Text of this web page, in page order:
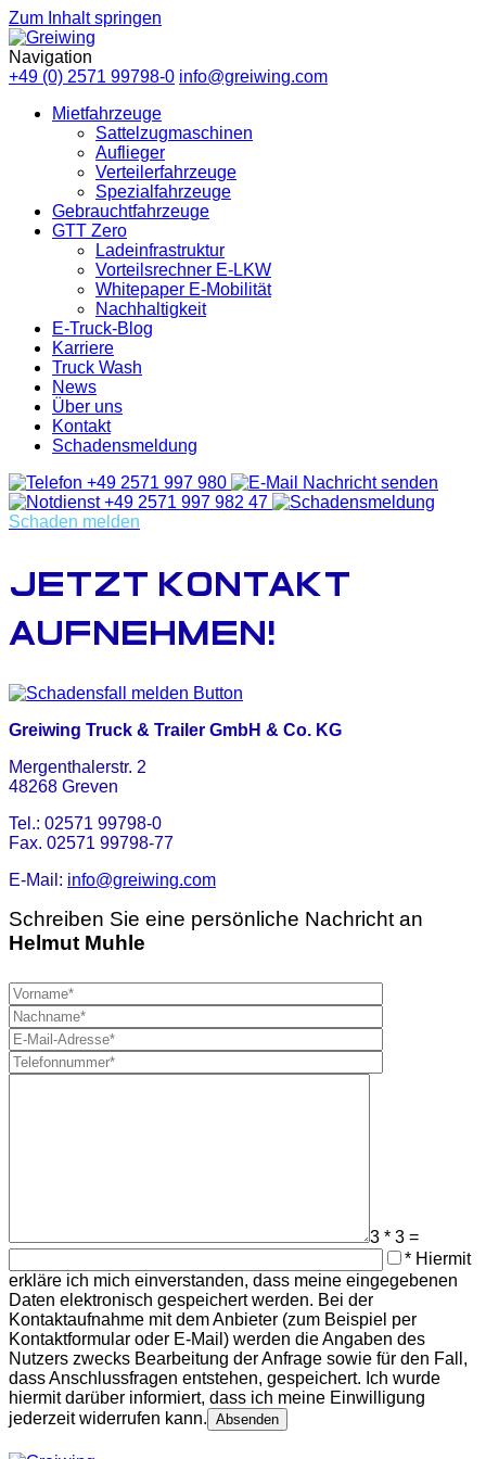
Zum Inhalt springen
Navigation
+49 (0) 2571 99798-0 info@greiwing.com
Mietfahrzeuge
Sattelzugmaschinen
Auflieger
Verteilerfahrzeuge
Spezialfahrzeuge
Gebrauchtfahrzeuge
GTT Zero
Ladeinfrastruktur
Vorteilsrechner E-LKW
Whitepaper E-Mobilität
Nachhaltigkeit
E-Truck-Blog
Karriere
Truck Wash
News
Über uns
Kontakt
Schadensmeldung
+49 2571 997 980
Nachricht senden
+49 2571 997 982 47
Schaden melden
jetzt kontakt
aufnehmen!
Greiwing Truck & Trailer GmbH & Co. KG
Mergenthalerstr. 2
48268 Greven
Tel.: 02571 99798-0
Fax. 02571 99798-77
E-Mail: info@greiwing.com
Schreiben Sie eine persönliche Nachricht an
Helmut Muhle
3 * 3 =
Bitte lasse
* Hiermit
erkläre ich mich einverstanden, dass meine eingegebenen
Daten elektronisch gespeichert werden. Bei der
Kontaktaufnahme mit dem Anbieter (zum Beispiel per
Kontaktformular oder E-Mail) werden die Angaben des
Nutzers zwecks Bearbeitung der Anfrage sowie für den Fall,
dass Anschlussfragen entstehen, gespeichert. Ich wurde
hiermit darüber informiert, dass ich meine Einwilligung
jederzeit widerrufen kann.